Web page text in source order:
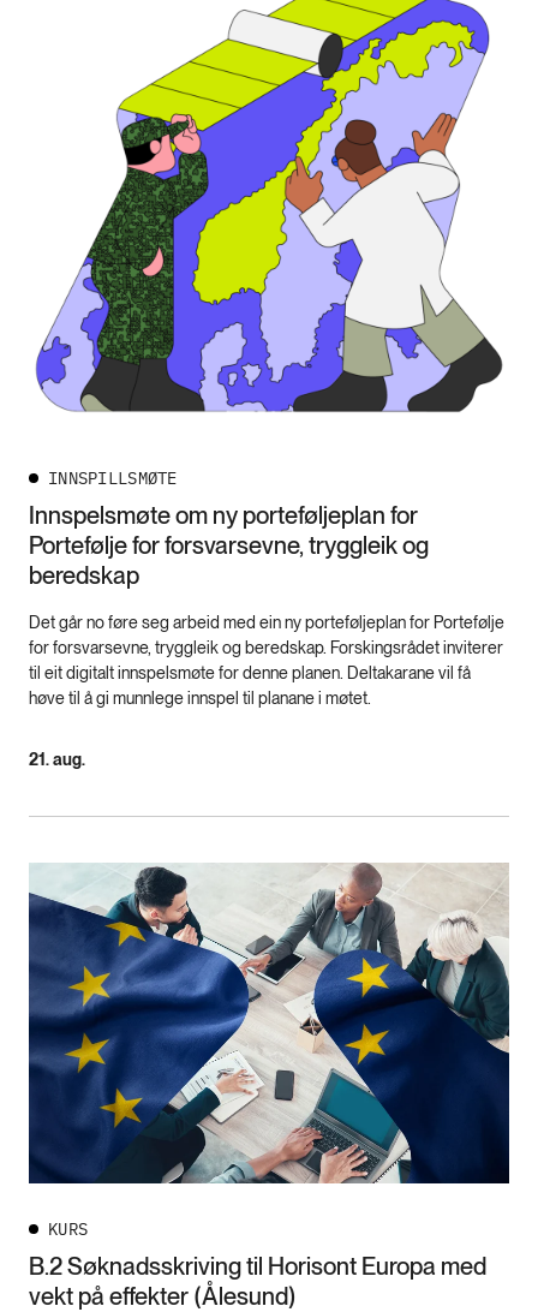
INNSPILLSMØTE
Innspelsmøte om ny porteføljeplan for
Portefølje for forsvarsevne, tryggleik og
beredskap
Det går no føre seg arbeid med ein ny porteføljeplan for Portefølje
for forsvarsevne, tryggleik og beredskap. Forskingsrådet inviterer
til eit digitalt innspelsmøte for denne planen. Deltakarane vil få
høve til å gi munnlege innspel til planane i møtet.
21. aug.
KURS
B.2 Søknadsskriving til Horisont Europa med
vekt på effekter (Ålesund)